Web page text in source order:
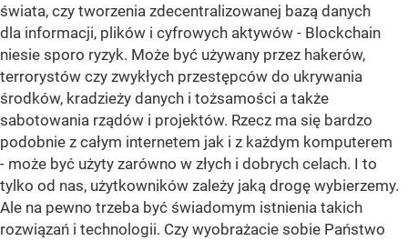
świata, czy tworzenia zdecentralizowanej bazą danych
dla informacji, plików i cyfrowych aktywów - Blockchain
niesie sporo ryzyk. Może być używany przez hakerów,
terrorystów czy zwykłych przestępców do ukrywania
środków, kradzieży danych i tożsamości a także
sabotowania rządów i projektów. Rzecz ma się bardzo
podobnie z całym internetem jak i z każdym komputerem
- może być użyty zarówno w złych i dobrych celach. I to
tylko od nas, użytkowników zależy jaką drogę wybierzemy.
Ale na pewno trzeba być świadomym istnienia takich
rozwiązań i technologii. Czy wyobrażacie sobie Państwo